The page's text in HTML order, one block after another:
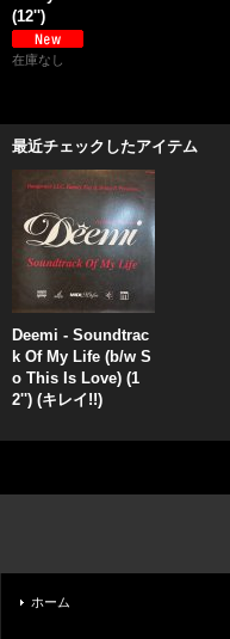
(12'')
在庫なし
最近チェックしたアイテム
Deemi - Soundtrac
k Of My Life (b/w S
o This Is Love) (1
2'') (キレイ!!)
ホーム